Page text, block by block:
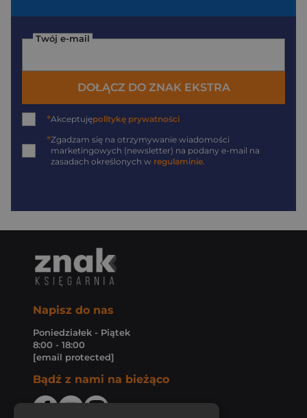
Twój e-mail
DOŁĄCZ DO ZNAK EKSTRA
*Akceptujępolitykę prywatności
*Zgadzam się na otrzymywanie wiadomości
marketingowych (newsletter) na podany e-mail na
zasadach określonych w regulaminie.
Napisz do nas
Poniedziałek - Piątek
8:00 - 18:00
[email protected]
Bądź z nami na bieżąco